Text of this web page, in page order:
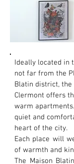
Ideally located in
not far from the
Blatin district, the
Clermont offers
warm
quiet and
heart of the city.
Each place will
of warmth and
The Maison